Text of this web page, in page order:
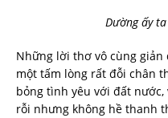
Dường ấy
Những lời thơ vô cùng
một tấm lòng rất đỗi chân
bỏng tình yêu với đất
rỗi nhưng không hề thanh